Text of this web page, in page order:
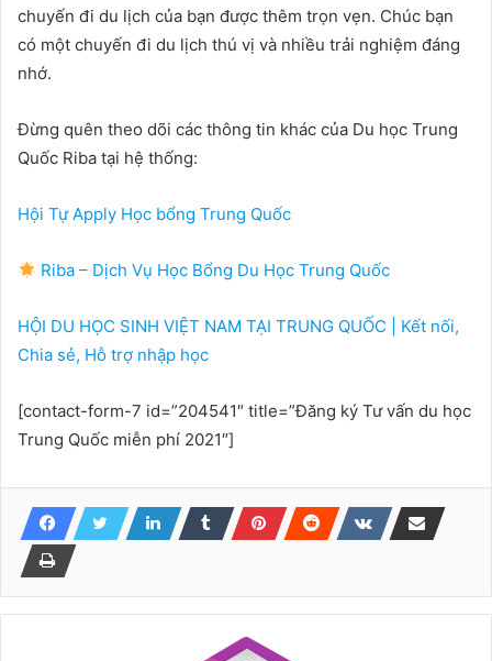
chuyến đi du lịch của bạn được thêm trọn vẹn. Chúc bạn
có một chuyến đi du lịch thú vị và nhiều trải nghiệm đáng
nhớ.
Đừng quên theo dõi các thông tin khác của Du học Trung
Quốc Riba tại hệ thống:
Hội Tự Apply Học bổng Trung Quốc
Riba – Dịch Vụ Học Bổng Du Học Trung Quốc
HỘI DU HỌC SINH VIỆT NAM TẠI TRUNG QUỐC | Kết nối,
Chia sẻ, Hỗ trợ nhập học
[contact-form-7 id=”204541″ title=”Đăng ký Tư vấn du học
Trung Quốc miễn phí 2021″]